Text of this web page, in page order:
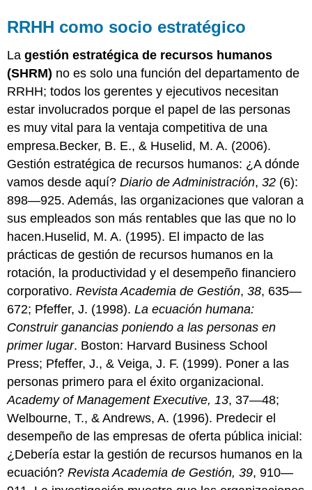
de
diversidad
LLAVE
PARA
LLEVAR
EJERCICIOS
RRHH como socio estratégico
Lagestión estratégica de recursos humanos
(SHRM) no es solo una función del departamento de
RRHH; todos los gerentes y ejecutivos necesitan
estar involucrados porque el papel de las personas
es muy vital para la ventaja competitiva de una
empresa.Becker, B. E., & Huselid, M. A. (2006).
Gestión estratégica de recursos humanos: ¿A dónde
vamos desde aquí?Diario de Administración,32 (6):
898—925. Además, las organizaciones que valoran a
sus empleados son más rentables que las que no lo
hacen.Huselid, M. A. (1995). El impacto de las
prácticas de gestión de recursos humanos en la
rotación, la productividad y el desempeño financiero
corporativo.Revista Academia de Gestión,38, 635—
672; Pfeffer, J. (1998).La ecuación humana:
Construir ganancias poniendo a las personas en
primer lugar. Boston: Harvard Business School
Press; Pfeffer, J., & Veiga, J. F. (1999). Poner a las
personas primero para el éxito organizacional.
Academy of Management Executive, 13, 37—48;
Welbourne, T., & Andrews, A. (1996). Predecir el
desempeño de las empresas de oferta pública inicial:
¿Debería estar la gestión de recursos humanos en la
ecuación?Revista Academia de Gestión, 39, 910—